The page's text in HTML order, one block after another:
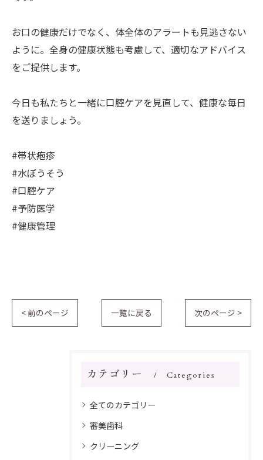
お口の健康だけでなく、体全体のアラートも見逃さない
ように。全身の健康状態も考慮して、適切なアドバイス
をご提供します。
今日も私たちと一緒に口腔ケアを見直して、健康な毎日
を送りましょう。
#帯状疱疹
#水ぼうそう
#口腔ケア
#予防医学
#健康管理
< 前のページ 一覧に戻る 次のページ >
カテゴリー Categories
全てのカテゴリー
審美歯科
クリーニング